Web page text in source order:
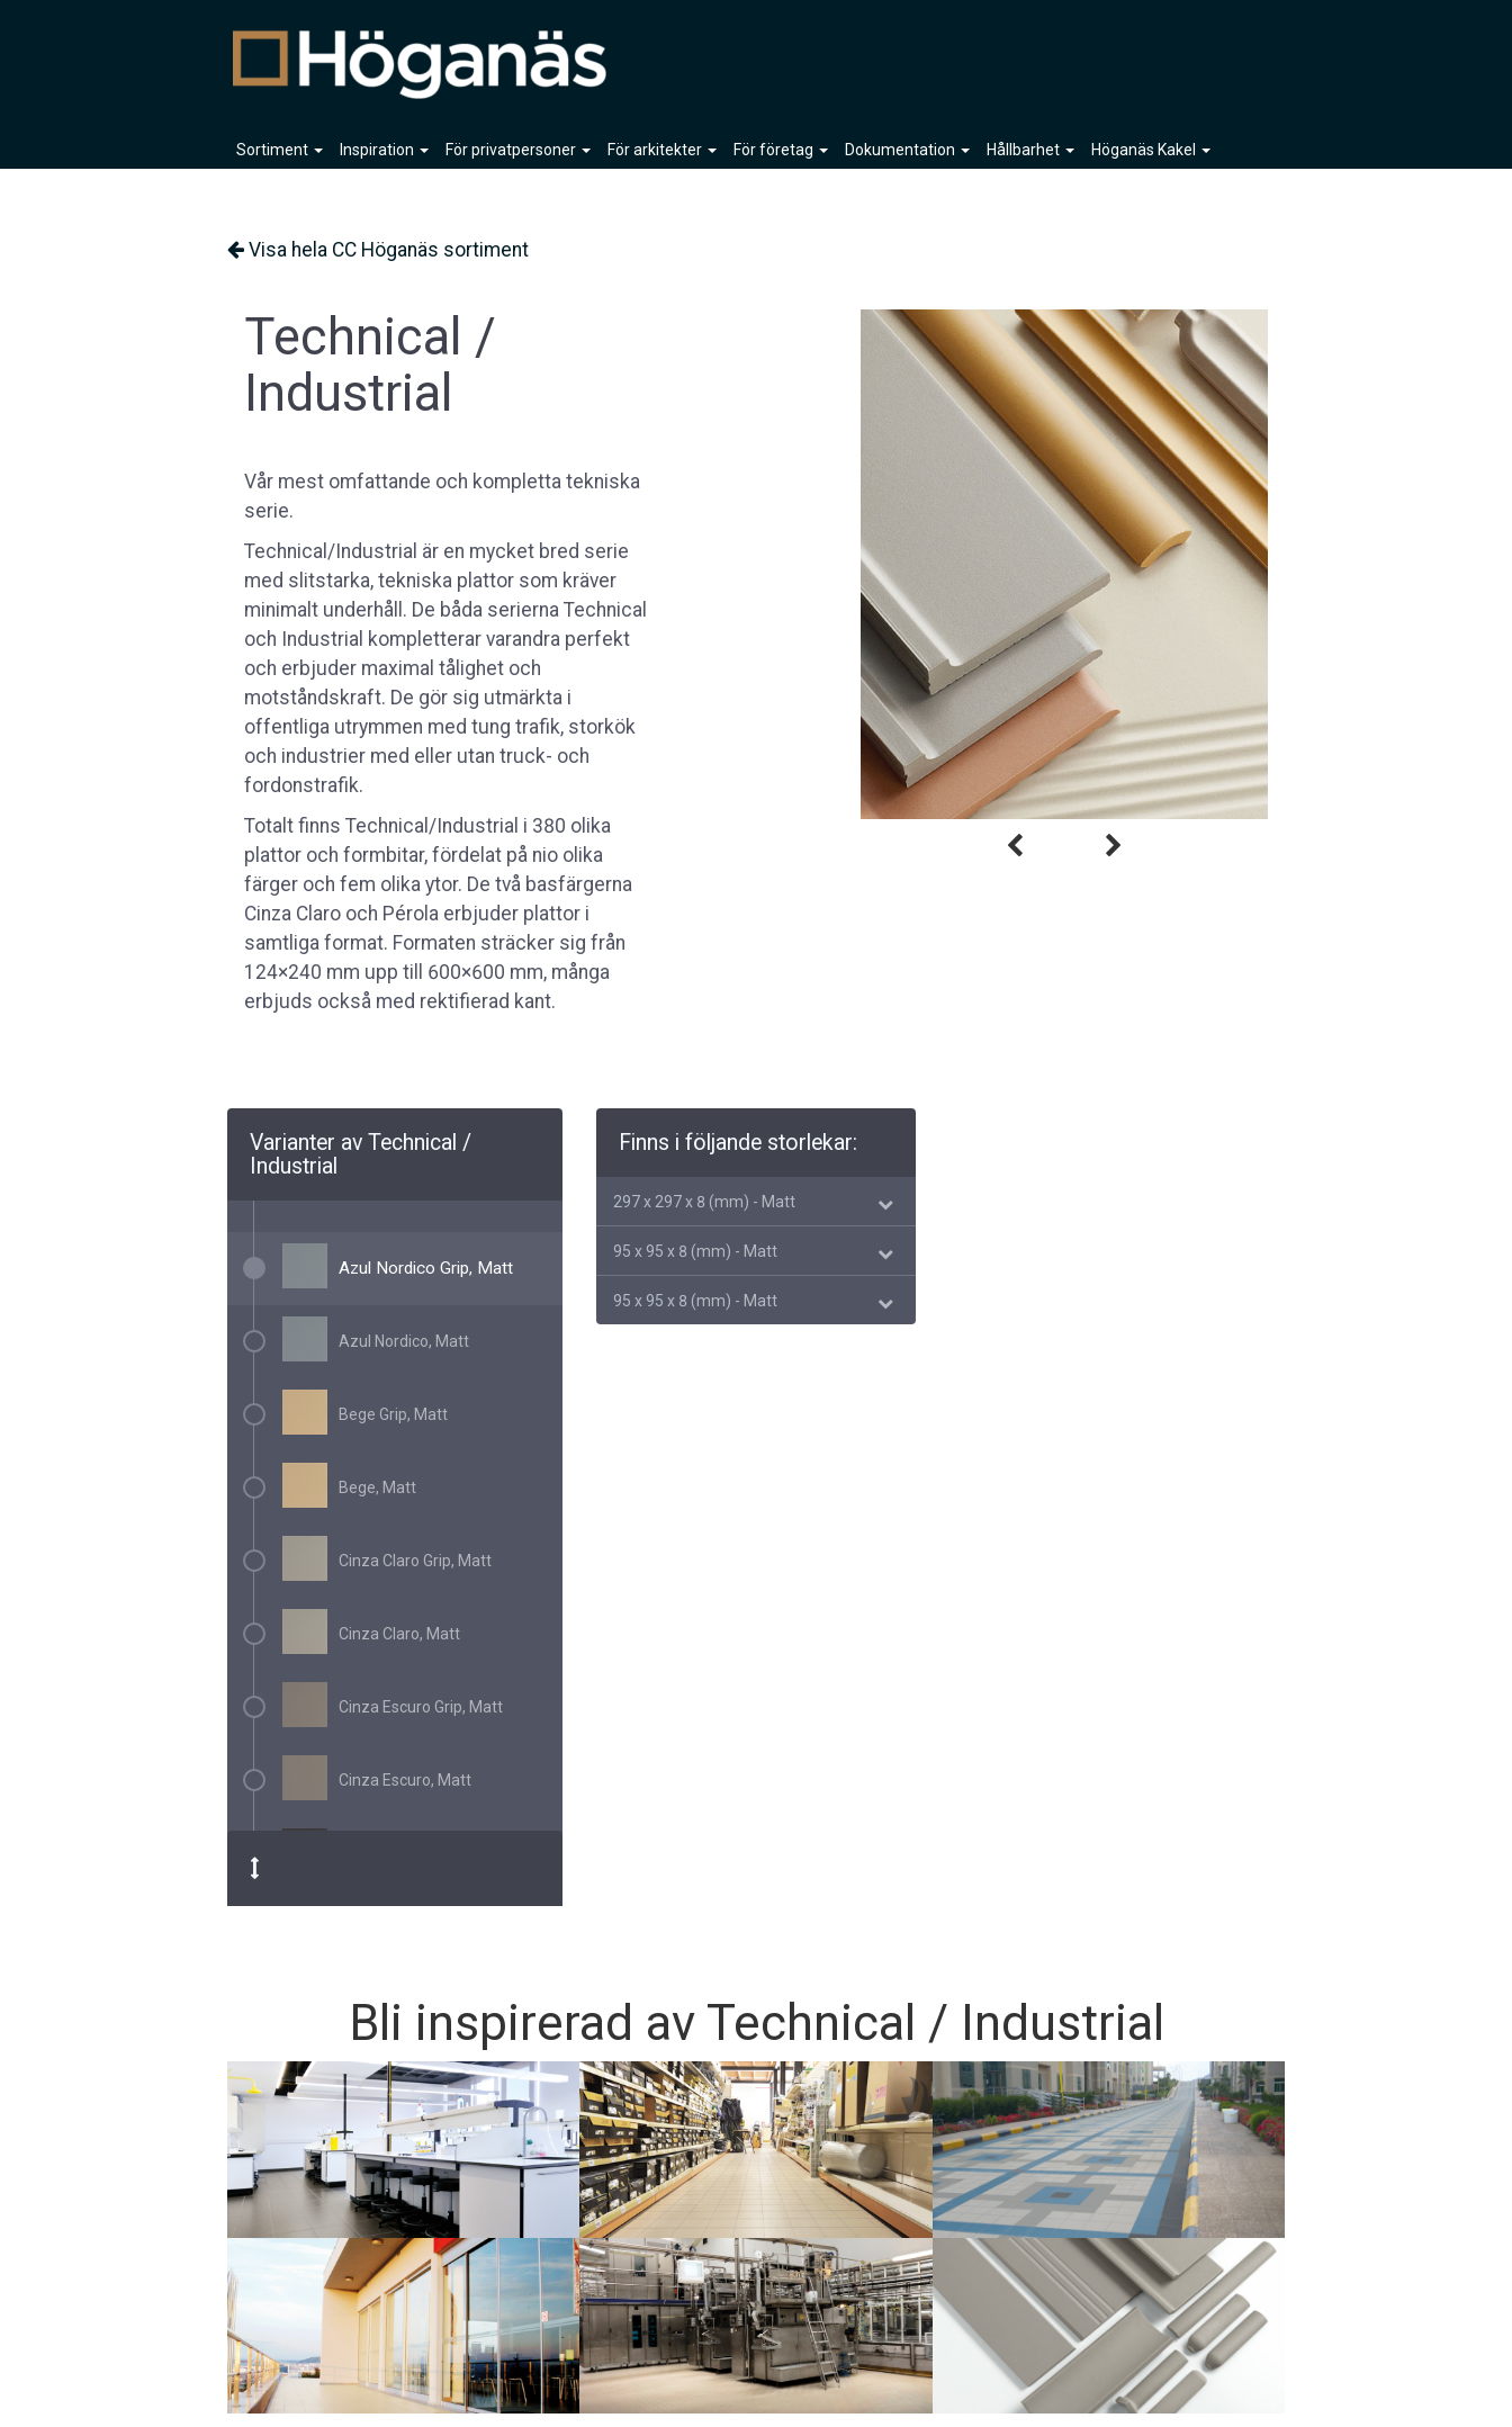
Sortiment Inspiration För privatpersoner För arkitekter För företag Dokumentation Hållbarhet Höganäs Kakel
Visa hela CC Höganäs sortiment
Technical /
Industrial
Vår mest omfattande och kompletta tekniska
serie.
Technical/Industrial är en mycket bred serie
med slitstarka, tekniska plattor som kräver
minimalt underhåll. De båda serierna Technical
och Industrial kompletterar varandra perfekt
och erbjuder maximal tålighet och
motståndskraft. De gör sig utmärkta i
offentliga utrymmen med tung trafik, storkök
och industrier med eller utan truck- och
fordonstrafik.
Totalt finns Technical/Industrial i 380 olika
plattor och formbitar, fördelat på nio olika
färger och fem olika ytor. De två basfärgerna
Cinza Claro och Pérola erbjuder plattor i
samtliga format. Formaten sträcker sig från
124×240 mm upp till 600×600 mm, många
erbjuds också med rektifierad kant.
Varianter av Technical /
Industrial
Azul Nordico Grip, Matt
Azul Nordico, Matt
Bege Grip, Matt
Bege, Matt
Cinza Claro Grip, Matt
Cinza Claro, Matt
Cinza Escuro Grip, Matt
Cinza Escuro, Matt
Perola Grip, Matt
Perola, Matt
Preto Grip, Matt
Preto, Matt
Terracota Grip, Matt
Terracota, Matt
Finns i följande storlekar:
297 x 297 x 8 (mm) - Matt
95 x 95 x 8 (mm) - Matt
95 x 95 x 8 (mm) - Matt
Bli inspirerad av Technical / Industrial